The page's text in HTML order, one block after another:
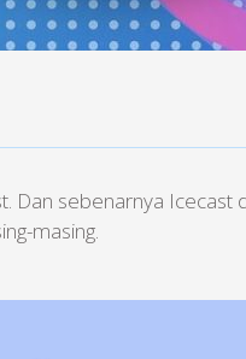
Dan sebenarnya
masing.